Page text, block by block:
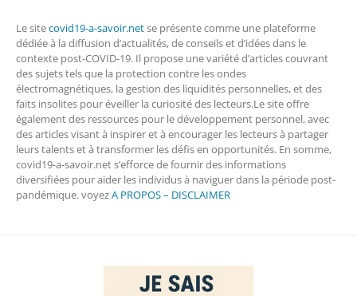
Le sitecovid19-a-savoir.netse présente comme une plateforme
dédiée à la diffusion d’actualités, de conseils et d’idées dans le
contexte post-COVID-19. Il propose une variété d’articles couvrant
des sujets tels que la protection contre les ondes
électromagnétiques, la gestion des liquidités personnelles, et des
faits insolites pour éveiller la curiosité des lecteurs.Le site offre
également des ressources pour le développement personnel, avec
des articles visant à inspirer et à encourager les lecteurs à partager
leurs talents et à transformer les défis en opportunités. En somme,
covid19-a-savoir.net s’efforce de fournir des informations
diversifiées pour aider les individus à naviguer dans la période post-
pandémique. voyezA PROPOS – DISCLAIMER